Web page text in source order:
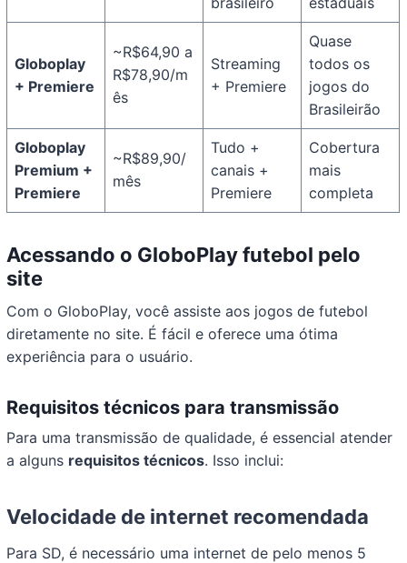
Globoplay
+ Premiere
~R$64,90 a
R$78,90/m
ês
Streaming
+ Premiere
Quase
todos os
jogos do
Brasileirão
Globoplay
Premium +
Premiere
~R$89,90/
mês
Tudo +
canais +
Premiere
Cobertura
mais
completa
Acessando o GloboPlay futebol pelo
site
Com o GloboPlay, você assiste aos jogos de futebol
diretamente no site. É fácil e oferece uma ótima
experiência para o usuário.
Requisitos técnicos para transmissão
Para uma transmissão de qualidade, é essencial atender
a alguns requisitos técnicos. Isso inclui:
Velocidade de internet recomendada
Para SD, é necessário uma internet de pelo menos 5